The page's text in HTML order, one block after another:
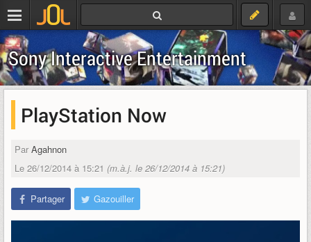
Sony Interactive Entertainment
PlayStation Now
Par Agahnon
Le 26/12/2014 à 15:21 (m.à.j. le 26/12/2014 à 15:21)
Partager Gazouiller